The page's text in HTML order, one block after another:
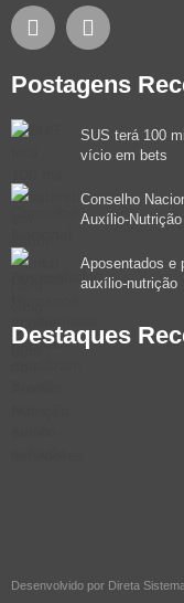
Postagens
SUS terá 100
vício em bets
Conselho
Auxílio-
Aposentados e
auxílio-nutrição
Destaques
Desenvolvido por Direta